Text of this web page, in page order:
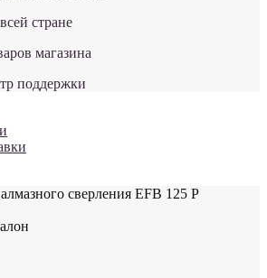
стране
магазина
поддержки
сверления EFB 125 P